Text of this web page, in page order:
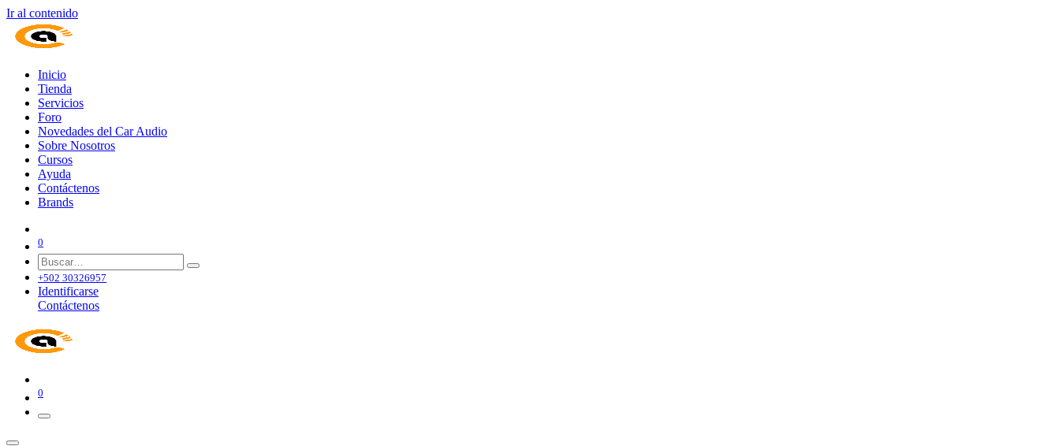
Ir al contenido
Inicio
Tienda
Servicios
Foro
Novedades del Car Audio
Sobre Nosotros
Cursos
Ayuda
Contáctenos
Brands
0
+502 30326957
Identificarse
Contáctenos
0